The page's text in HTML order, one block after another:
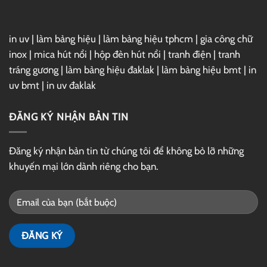
in uv | làm bảng hiệu | làm bảng hiệu tphcm | gia công chữ
inox | mica hút nổi | hộp đèn hút nổi | tranh điện | tranh
tráng gương | làm bảng hiệu đaklak | làm bảng hiệu bmt | in
uv bmt | in uv đaklak
ĐĂNG KÝ NHẬN BẢN TIN
Đăng ký nhận bản tin từ chúng tôi để không bỏ lỡ những
khuyến mại lớn dành riêng cho bạn.